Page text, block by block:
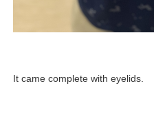
It came complete with eyelids.